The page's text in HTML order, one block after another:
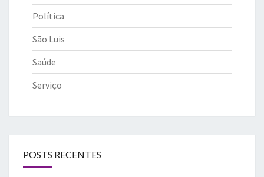
Política
São Luis
Saúde
Serviço
POSTS RECENTES